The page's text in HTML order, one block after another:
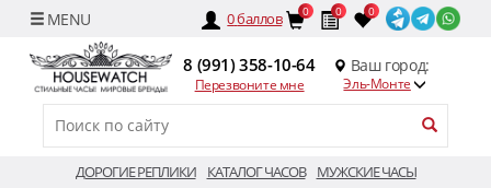
0баллов 0 0 0
8 (991) 358-10-64
Перезвоните мне
Ваш город:
Эль-Монте
ДОРОГИЕ РЕПЛИКИ КАТАЛОГ ЧАСОВ
МУЖСКИЕ ЧАСЫ